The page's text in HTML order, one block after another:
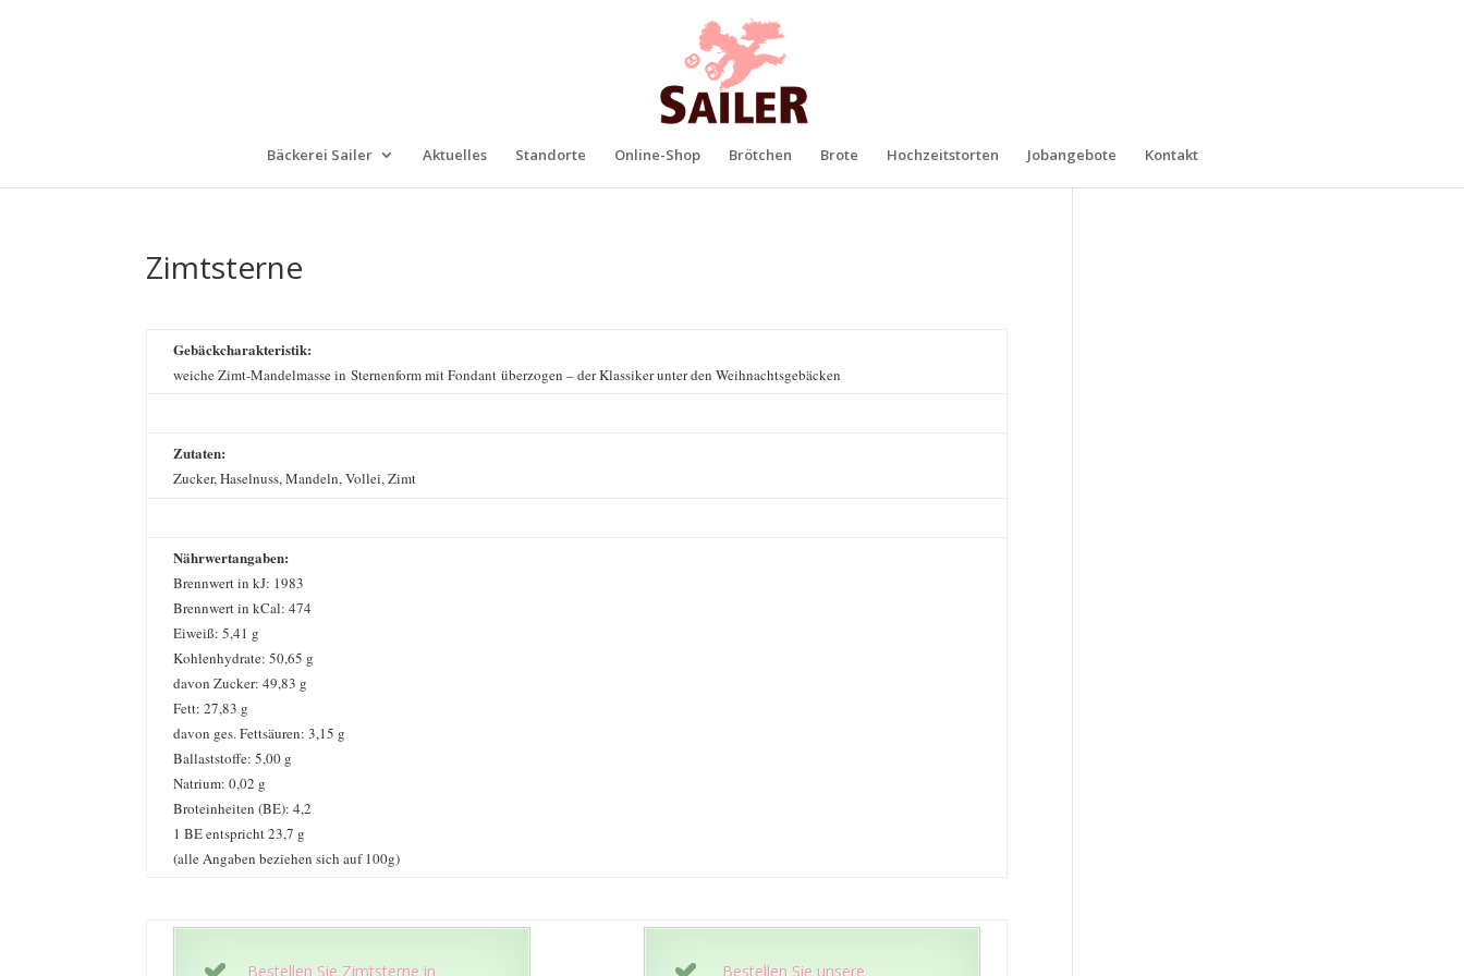
Bäckerei Sailer Aktuelles Standorte Online-Shop Brötchen Brote Hochzeitstorten Jobangebote Kontakt
Zimtsterne
Gebäckcharakteristik:
weiche Zimt-Mandelmasse in Sternenform mit Fondant überzogen – der Klassiker unter den Weihnachtsgebäcken
Zutaten:
Zucker, Haselnuss, Mandeln, Vollei, Zimt
Nährwertangaben:
Brennwert in kJ: 1983
Brennwert in kCal: 474
Eiweiß: 5,41 g
Kohlenhydrate: 50,65 g
davon Zucker: 49,83 g
Fett: 27,83 g
davon ges. Fettsäuren: 3,15 g
Ballaststoffe: 5,00 g
Natrium: 0,02 g
Broteinheiten (BE): 4,2
1 BE entspricht 23,7 g
(alle Angaben beziehen sich auf 100g)
Bestellen Sie Zimtsterne in Bestellen Sie unsere